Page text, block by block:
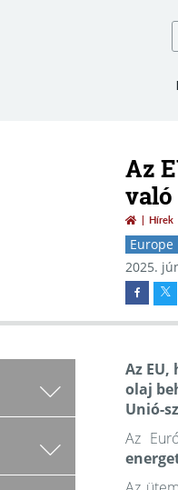
Az
való
Hírek
Europe
2025.
Az
olaj
Unió-
Az